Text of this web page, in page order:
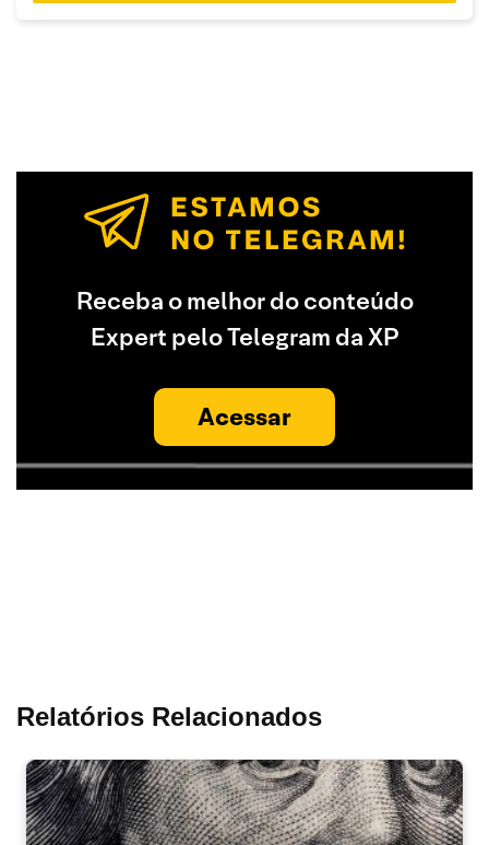
Receba o melhor do conteúdo
Expert pelo Telegram da XP
Acessar
Relatórios Relacionados